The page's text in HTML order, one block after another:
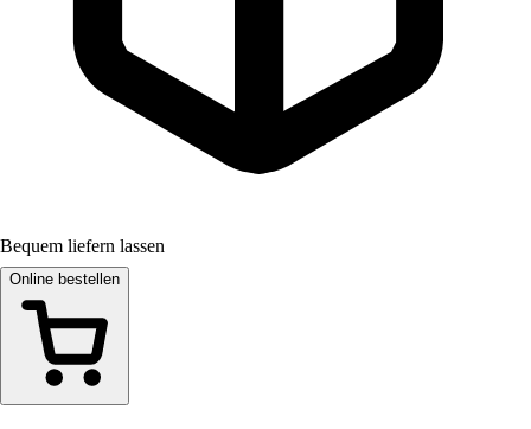
Bequem liefern lassen
Online bestellen